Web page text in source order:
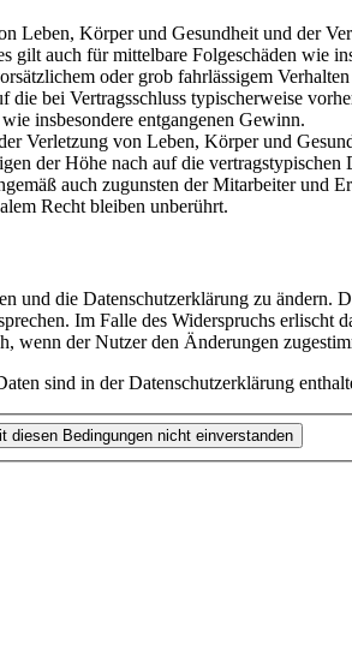
Leben, Körper und Gesundheit und der
gilt auch für mittelbare Folgeschäden wie
oder grob fahrlässigem
bei Vertragsschluss typischerweise
insbesondere entgangenen Gewinn.
Verletzung von Leben, Körper und
der Höhe nach auf die
auch zugunsten der Mitarbeiter und
Recht bleiben unberührt.
und die Datenschutzerklärung zu
Im Falle des Widerspruchs
wenn der Nutzer den Änderungen
sind in der Datenschutzerklärung